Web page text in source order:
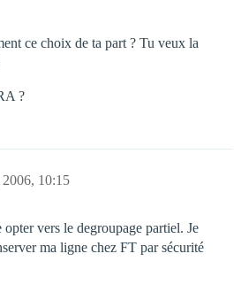
ce choix de ta part ? Tu veux la
?
2006, 10:15
vers le degroupage partiel. Je
ma ligne chez FT par sécurité